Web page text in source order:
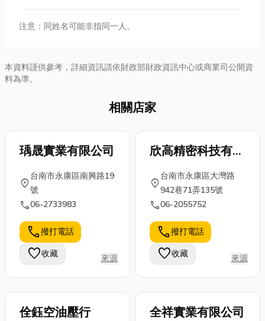
注意：同姓名可能非指同一人。
本資料謹供參考，詳細資訊請依財政部財政資訊中心或商業司公開資
料為準。
相關店家
瑀晟實業有限公司
location_on
台南市永康區南興路19
號
call06-2733983
call撥打電話
favorite收藏 來源
欣高精密科技有限
公司
location_on
台南市永康區大灣路
942巷71弄135號
call06-2055752
call撥打電話
favorite收藏 來源
佺鈺空油壓行 全祥實業有限公司